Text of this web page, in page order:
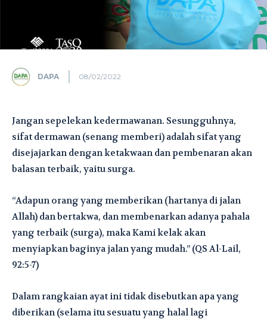
DAPA 08/02/2022
Jangan sepelekan kedermawanan. Sesungguhnya,
sifat dermawan (senang memberi) adalah sifat yang
disejajarkan dengan ketakwaan dan pembenaran akan
balasan terbaik, yaitu surga.
“Adapun orang yang memberikan (hartanya di jalan
Allah) dan bertakwa, dan membenarkan adanya pahala
yang terbaik (surga), maka Kami kelak akan
menyiapkan baginya jalan yang mudah.” (QS Al-Lail,
92:5-7)
Dalam rangkaian ayat ini tidak disebutkan apa yang
diberikan (selama itu sesuatu yang halal lagi